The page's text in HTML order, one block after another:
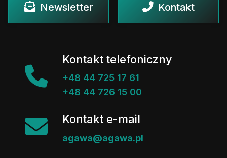
Newsletter Kontakt
Kontakt telefoniczny
+48 44 725 17 61
+48 44 726 15 00
Kontakt e-mail
agawa@agawa.pl